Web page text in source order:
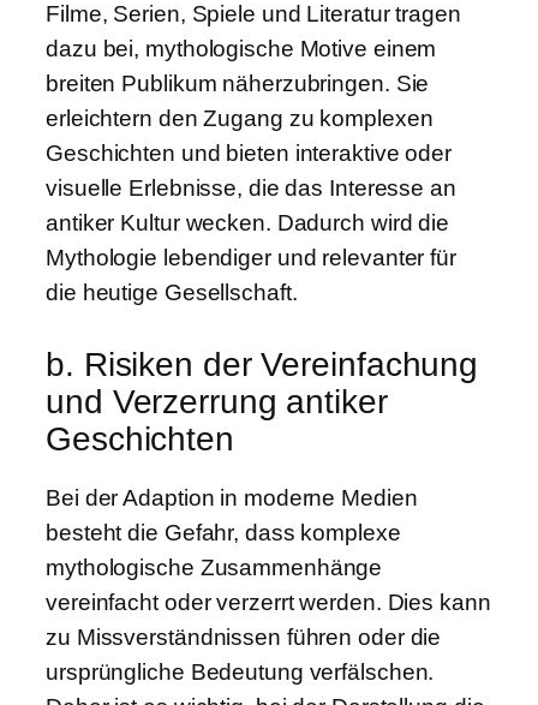
Filme, Serien, Spiele und Literatur tragen
dazu bei, mythologische Motive einem
breiten Publikum näherzubringen. Sie
erleichtern den Zugang zu komplexen
Geschichten und bieten interaktive oder
visuelle Erlebnisse, die das Interesse an
antiker Kultur wecken. Dadurch wird die
Mythologie lebendiger und relevanter für
die heutige Gesellschaft.
b. Risiken der Vereinfachung
und Verzerrung antiker
Geschichten
Bei der Adaption in moderne Medien
besteht die Gefahr, dass komplexe
mythologische Zusammenhänge
vereinfacht oder verzerrt werden. Dies kann
zu Missverständnissen führen oder die
ursprüngliche Bedeutung verfälschen.